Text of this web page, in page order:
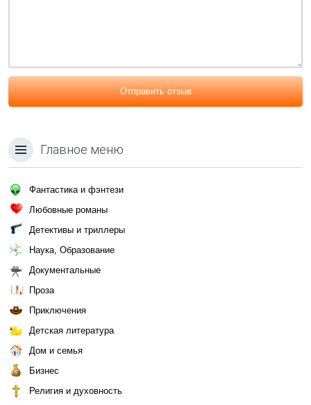
Отправить отзыв
Главное меню
Фантастика и фэнтези
Любовные романы
Детективы и триллеры
Наука, Образование
Документальные
Проза
Приключения
Детская литература
Дом и семья
Бизнес
Религия и духовность